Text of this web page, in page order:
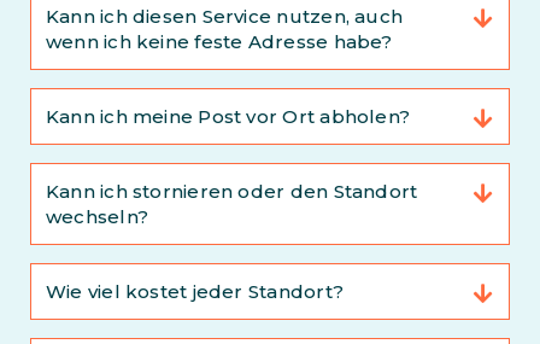
Kann ich diesen Service nutzen, auch
wenn ich keine feste Adresse habe?
Kann ich meine Post vor Ort abholen?
Kann ich stornieren oder den Standort
wechseln?
Wie viel kostet jeder Standort?